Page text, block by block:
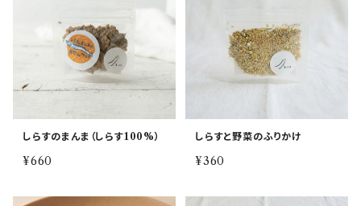
しらすのまんま（しらす100%）
¥660
しらすと野菜のふりかけ
¥360